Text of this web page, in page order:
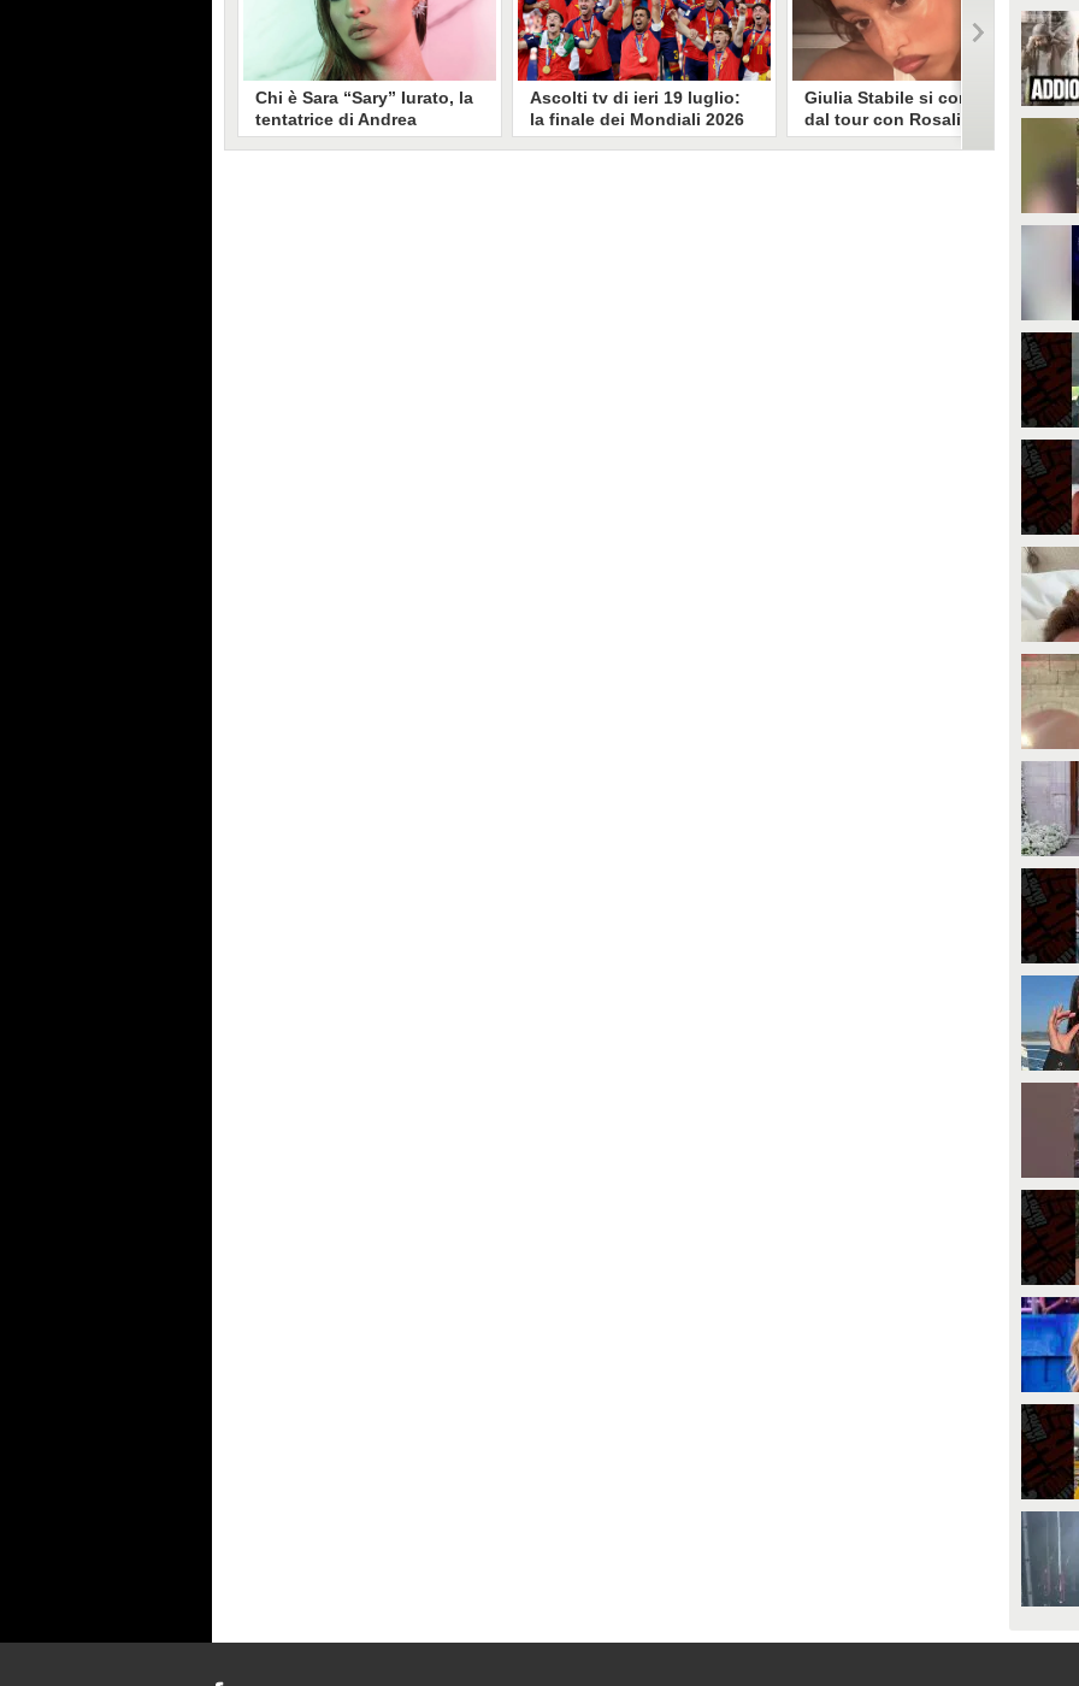
Chi è Sara “Sary” Iurato, la
tentatrice di Andrea
Petraroli a Temptation
Ascolti tv di ieri 19 luglio:
la finale dei Mondiali 2026
Spagna-Argentina
Giulia Stabile si confessa
dal tour con Rosalia: "Non
sono stata bene, costretta
ballo di Rosalia, Giulia Stabile si è
lasciata andare a una confessione
altri. A volte è già dentro di noi".